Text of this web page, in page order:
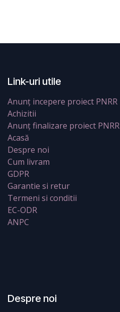
Link-uri utile
Anunț incepere proiect PNRR
Achizitii
Anunț finalizare proiect PNRR
Acasă
Despre noi
Cum livram
GDPR
Garantie si retur
Termeni si conditii
EC-ODR
ANPC
Despre noi